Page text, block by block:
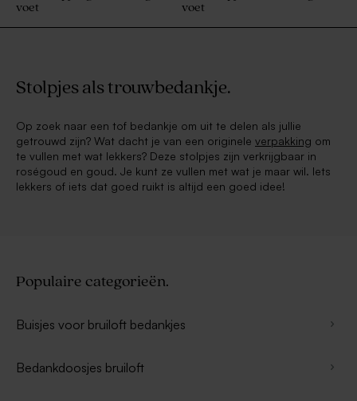
voet
voet
Stolpjes als trouwbedankje.
Op zoek naar een tof bedankje om uit te delen als jullie
getrouwd zijn? Wat dacht je van een originele verpakking om
te vullen met wat lekkers? Deze stolpjes zijn verkrijgbaar in
roségoud en goud. Je kunt ze vullen met wat je maar wil. Iets
lekkers of iets dat goed ruikt is altijd een goed idee!
Populaire categorieën.
Buisjes voor bruiloft bedankjes
Bedankdoosjes bruiloft